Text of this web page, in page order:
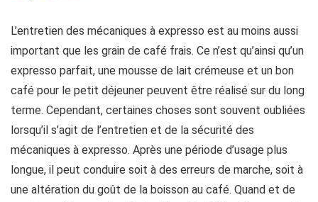
L’entretien des mécaniques à expresso est au moins aussi
important que les grain de café frais. Ce n’est qu’ainsi qu’un
expresso parfait, une mousse de lait crémeuse et un bon
café pour le petit déjeuner peuvent être réalisé sur du long
terme. Cependant, certaines choses sont souvent oubliées
lorsqu’il s’agit de l’entretien et de la sécurité des
mécaniques à expresso. Après une période d’usage plus
longue, il peut conduire soit à des erreurs de marche, soit à
une altération du goût de la boisson au café. Quand et de